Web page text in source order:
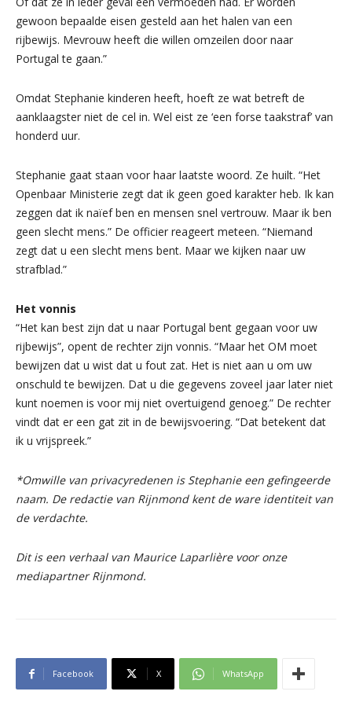
gewoon bepaalde eisen gesteld aan het halen van een
rijbewijs. Mevrouw heeft die willen omzeilen door naar
Portugal te gaan.”
Omdat Stephanie kinderen heeft, hoeft ze wat betreft de
aanklaagster niet de cel in. Wel eist ze ‘een forse taakstraf’ van
honderd uur.
Stephanie gaat staan voor haar laatste woord. Ze huilt. “Het
Openbaar Ministerie zegt dat ik geen goed karakter heb. Ik kan
zeggen dat ik naïef ben en mensen snel vertrouw. Maar ik ben
geen slecht mens.” De officier reageert meteen. “Niemand
zegt dat u een slecht mens bent. Maar we kijken naar uw
strafblad.”
Het vonnis
“Het kan best zijn dat u naar Portugal bent gegaan voor uw
rijbewijs”, opent de rechter zijn vonnis. “Maar het OM moet
bewijzen dat u wist dat u fout zat. Het is niet aan u om uw
onschuld te bewijzen. Dat u die gegevens zoveel jaar later niet
kunt noemen is voor mij niet overtuigend genoeg.” De rechter
vindt dat er een gat zit in de bewijsvoering. “Dat betekent dat
ik u vrijspreek.”
*Omwille van privacyredenen is Stephanie een gefingeerde
naam. De redactie van Rijnmond kent de ware identiteit van
de verdachte.
Dit is een verhaal van Maurice Laparlière voor onze
mediapartner Rijnmond.
Facebook X WhatsApp